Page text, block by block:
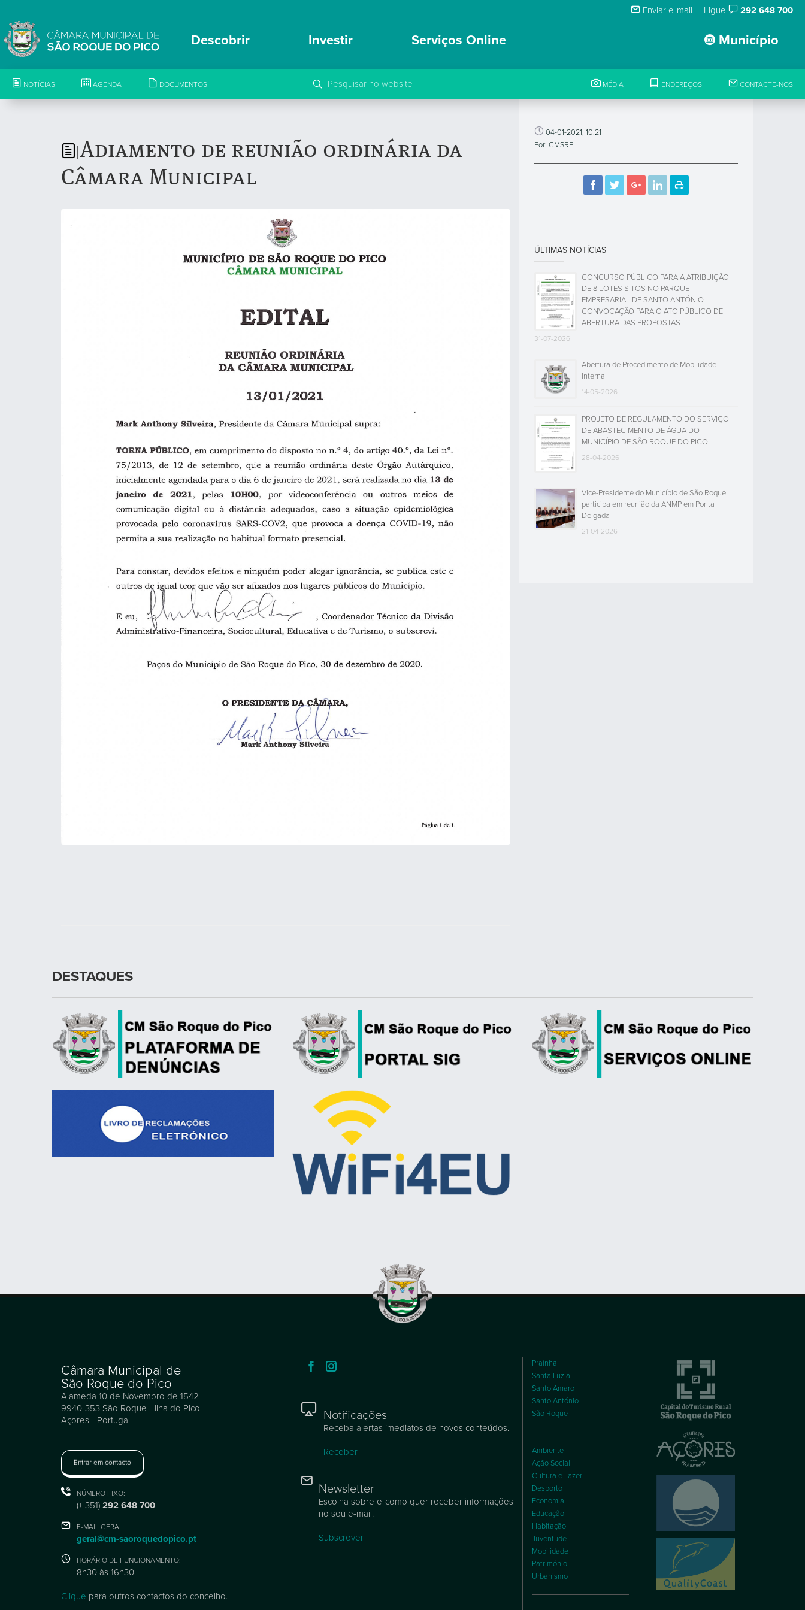
Enviar e-mail Ligue 292 648 700
Município
Descobrir Investir Serviços Online
NOTÍCIAS AGENDA DOCUMENTOS MÉDIA ENDEREÇOS CONTACTE-NOS
Adiamento de reunião ordinária da
Câmara Municipal
04-01-2021, 10:21
Por: CMSRP
ÚLTIMAS NOTÍCIAS
CONCURSO PÚBLICO PARA A ATRIBUIÇÃO
DE 8 LOTES SITOS NO PARQUE
EMPRESARIAL DE SANTO ANTÓNIO
CONVOCAÇÃO PARA O ATO PÚBLICO DE
ABERTURA DAS PROPOSTAS
31-07-2026
Abertura de Procedimento de Mobilidade
Interna
14-05-2026
PROJETO DE REGULAMENTO DO SERVIÇO
DE ABASTECIMENTO DE ÁGUA DO
MUNICÍPIO DE SÃO ROQUE DO PICO
28-04-2026
Vice-Presidente do Município de São Roque
participa em reunião da ANMP em Ponta
Delgada
21-04-2026
DESTAQUES
Câmara Municipal de
São Roque do Pico
Alameda 10 de Novembro de 1542
9940-353 São Roque - Ilha do Pico
Açores - Portugal
Entrar em contacto
NÚMERO FIXO:
(+ 351) 292 648 700
E-MAIL GERAL:
geral@cm-saoroquedopico.pt
HORÁRIO DE FUNCIONAMENTO:
8h30 às 16h30
Clique para outros contactos do concelho.
Notificações
Receba alertas imediatos de novos conteúdos.
Receber
Newsletter
Escolha sobre e como quer receber informações
no seu e-mail.
Subscrever
Praínha
Santa Luzia
Santo Amaro
Santo António
São Roque
Ambiente
Ação Social
Cultura e Lazer
Desporto
Economia
Educação
Habitação
Juventude
Mobilidade
Património
Urbanismo